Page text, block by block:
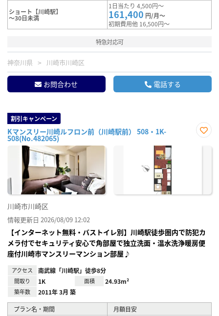
ショート【川崎駅】
～30日未満
1日当たり 4,500円～
161,400 円/月～
初期費用他 16,500円～
特急対応可
神奈川県 川崎市川崎区
お問合わせ 電話する
割引キャンペーン
Kマンスリー川崎ルフロン前（川崎駅前） 508・1K-
508(No.482065)
に入
川崎市川崎区
情報更新日 2026/08/09 12:02
【インターネット無料・バストイレ別】川崎駅徒歩圏内で防犯カ
メラ付でセキュリティ安心で角部屋で独立洗面・温水洗浄暖房便
座付川崎市マンスリーマンション部屋♪
アクセス 南武線「川崎駅」徒歩8分
間取り 1K 面積 24.93m²
築年数 2011年 3月 築
プラン名・期間
月額目安